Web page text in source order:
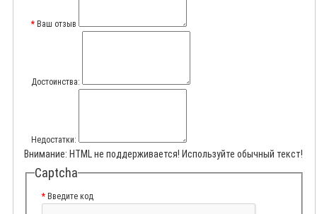
Ваш отзыв
Достоинства:
Недостатки:
Внимание: HTML не поддерживается! Используйте обычный текст!
Captcha
Введите код